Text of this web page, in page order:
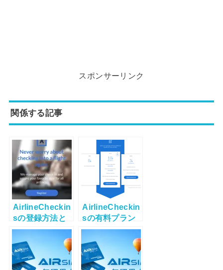
スポンサーリンク
関係する記事
AirlineCheckin
sの登録方法と
使い方
AirlineCheckin
sの有料プラン
とは？